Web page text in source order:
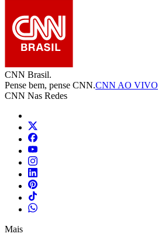
CNN Brasil.
Pense bem, pense CNN.CNN AO VIVO
CNN Nas Redes
Mais